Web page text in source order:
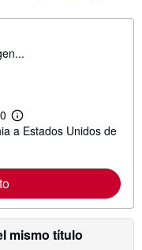
M
á
n
c
a Estados Unidos de
mismo título